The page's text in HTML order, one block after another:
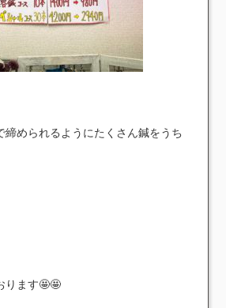
締められるようにたくさん鍼をうち
ります🤩🤩